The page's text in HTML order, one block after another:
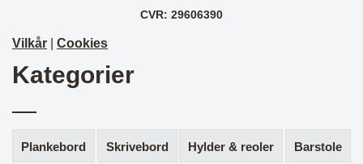
CVR: 29606390
Vilkår Cookies
Kategorier
Plankebord Skrivebord Hylder & reoler Barstole